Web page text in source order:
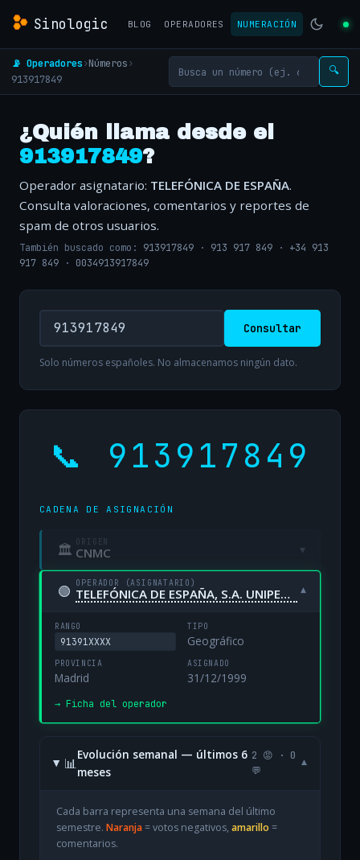
Sinologic BLOG OPERADORES NUMERACIÓN
📡 Operadores›Números›
913917849
🔍
¿Quién llama desde el
913917849?
Operador asignatario: TELEFÓNICA DE ESPAÑA.
Consulta valoraciones, comentarios y reportes de
spam de otros usuarios.
También buscado como: 913917849 · 913 917 849 · +34 913
917 849 · 0034913917849
Consultar
Solo números españoles. No almacenamos ningún dato.
📞 913917849
CADENA DE ASIGNACIÓN
🏛 ORIGEN
CNMC ▾
🟢 OPERADOR (ASIGNATARIO)
TELEFÓNICA DE ESPAÑA, S.A. UNIPERSONAL ▾
RANGO
91391XXXX
TIPO
Geográfico
PROVINCIA
Madrid
ASIGNADO
31/12/1999
→ Ficha del operador
📊
Evolución semanal — últimos 6
meses
2 😡 · 0
💬
▾
Cada barra representa una semana del último
semestre. Naranja= votos negativos, amarillo =
comentarios.